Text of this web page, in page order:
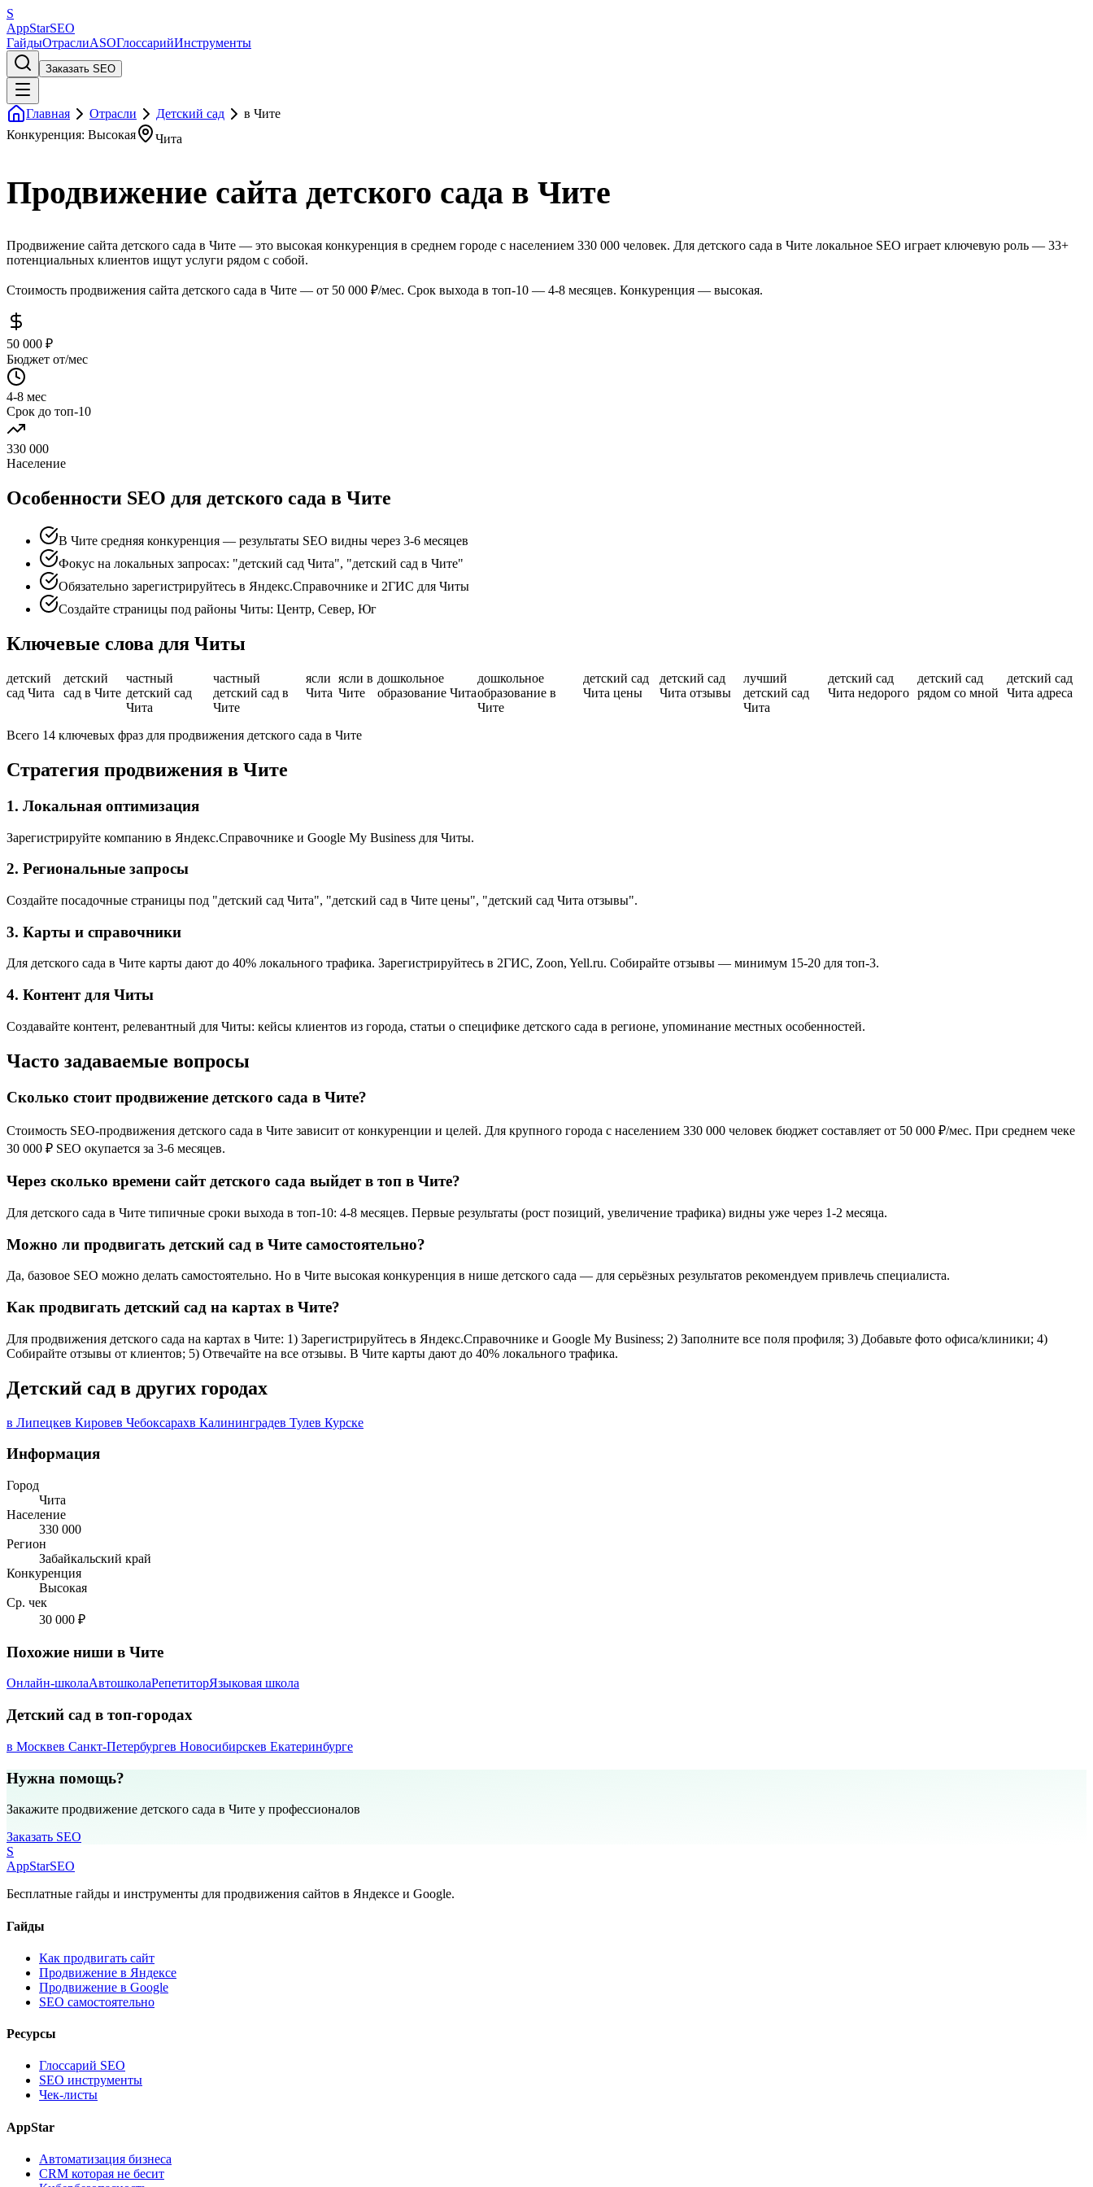
S
AppStarSEO
ГайдыОтраслиASOГлоссарийИнструменты
Заказать SEO
Главная Отрасли Детский сад
в Чите
Конкуренция: Высокая
Чита
Продвижение сайта детского сада в Чите
Продвижение сайта детского сада в Чите — это высокая конкуренция в среднем городе с населением 330 000 человек. Для детского сада в Чите локальное SEO играет ключевую роль — 33+
потенциальных клиентов ищут услуги рядом с собой.
Стоимость продвижения сайта детского сада в Чите — от 50 000 ₽/мес. Срок выхода в топ-10 — 4-8 месяцев. Конкуренция — высокая.
50 000 ₽
Бюджет от/мес
4-8 мес
Срок до топ-10
330 000
Население
Особенности SEO для детского сада в Чите
В Чите средняя конкуренция — результаты SEO видны через 3-6 месяцев
Фокус на локальных запросах: "детский сад Чита", "детский сад в Чите"
Обязательно зарегистрируйтесь в Яндекс.Справочнике и 2ГИС для Читы
Создайте страницы под районы Читы: Центр, Север, Юг
Ключевые слова для Читы
детский
сад Чита
детский
сад в Чите
частный
детский сад
Чита
частный
детский сад в
Чите
ясли
Чита
ясли в
Чите
дошкольное
образование Чита
дошкольное
образование в
Чите
детский сад
Чита цены
детский сад
Чита отзывы
лучший
детский сад
Чита
детский сад
Чита недорого
детский сад
рядом со мной
детский сад
Чита адреса
Всего 14 ключевых фраз для продвижения детского сада в Чите
Стратегия продвижения в Чите
1. Локальная оптимизация
Зарегистрируйте компанию в Яндекс.Справочнике и Google My Business для Читы.
2. Региональные запросы
Создайте посадочные страницы под "детский сад Чита", "детский сад в Чите цены", "детский сад Чита отзывы".
3. Карты и справочники
Для детского сада в Чите карты дают до 40% локального трафика. Зарегистрируйтесь в 2ГИС, Zoon, Yell.ru. Собирайте отзывы — минимум 15-20 для топ-3.
4. Контент для Читы
Создавайте контент, релевантный для Читы: кейсы клиентов из города, статьи о специфике детского сада в регионе, упоминание местных особенностей.
Часто задаваемые вопросы
Сколько стоит продвижение детского сада в Чите?
Стоимость SEO-продвижения детского сада в Чите зависит от конкуренции и целей. Для крупного города с населением 330 000 человек бюджет составляет от 50 000 ₽/мес. При среднем чеке
30 000 ₽ SEO окупается за 3-6 месяцев.
Через сколько времени сайт детского сада выйдет в топ в Чите?
Для детского сада в Чите типичные сроки выхода в топ-10: 4-8 месяцев. Первые результаты (рост позиций, увеличение трафика) видны уже через 1-2 месяца.
Можно ли продвигать детский сад в Чите самостоятельно?
Да, базовое SEO можно делать самостоятельно. Но в Чите высокая конкуренция в нише детского сада — для серьёзных результатов рекомендуем привлечь специалиста.
Как продвигать детский сад на картах в Чите?
Для продвижения детского сада на картах в Чите: 1) Зарегистрируйтесь в Яндекс.Справочнике и Google My Business; 2) Заполните все поля профиля; 3) Добавьте фото офиса/клиники; 4)
Собирайте отзывы от клиентов; 5) Отвечайте на все отзывы. В Чите карты дают до 40% локального трафика.
Детский сад в других городах
в Липецкев Кировев Чебоксарахв Калининградев Тулев Курске
Информация
Город
Чита
Население
330 000
Регион
Забайкальский край
Конкуренция
Высокая
Ср. чек
30 000 ₽
Похожие ниши в Чите
Онлайн-школаАвтошколаРепетиторЯзыковая школа
Детский сад в топ-городах
в Москвев Санкт-Петербургев Новосибирскев Екатеринбурге
Нужна помощь?
Закажите продвижение детского сада в Чите у профессионалов
Заказать SEO
S
AppStarSEO
Бесплатные гайды и инструменты для продвижения сайтов в Яндексе и Google.
Гайды
Как продвигать сайт
Продвижение в Яндексе
Продвижение в Google
SEO самостоятельно
Ресурсы
Глоссарий SEO
SEO инструменты
Чек-листы
AppStar
Автоматизация бизнеса
CRM которая не бесит